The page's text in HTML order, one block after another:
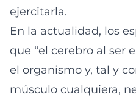
ejercitarla.
En la actualidad, los
que “el cerebro al ser
el organismo y, tal y
músculo cualquiera,